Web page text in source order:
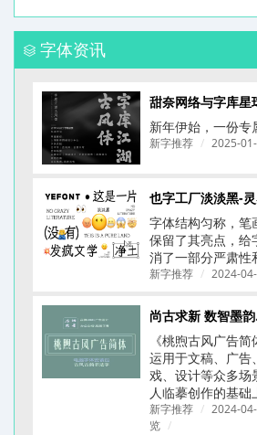
字体资讯
新年伊始，一份
新字推荐 / 2025-
字体结构匀称，
保留了其亮点，给
消了一部分严肃性
新字推荐 / 2024-
尚古
《桃煦古风广告
运用于文稿、广告
戏、设计等众多场
人临摹创作的基础
新字推荐 / 2024-
览 /